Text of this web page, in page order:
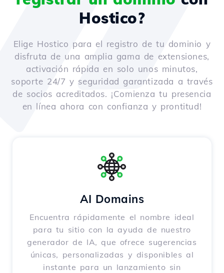
Hostico?
Elige Hostico para el registro de tu dominio y
disfruta de una amplia gama de extensiones,
activación rápida en solo unos minutos,
soporte 24/7 y seguridad garantizada a través
de socios acreditados. ¡Comienza tu presencia
en línea ahora con confianza y prontitud!
AI Domains
Encuentra rápidamente el nombre ideal
para tu sitio con la ayuda de nuestro
generador de IA, que ofrece sugerencias
únicas, personalizadas y disponibles al
instante para un lanzamiento sin